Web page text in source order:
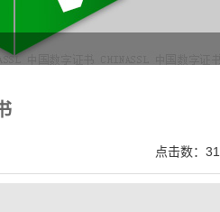
点击数：